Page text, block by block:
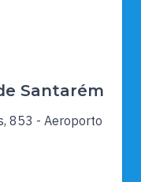
Santarém
853 - Aeroporto